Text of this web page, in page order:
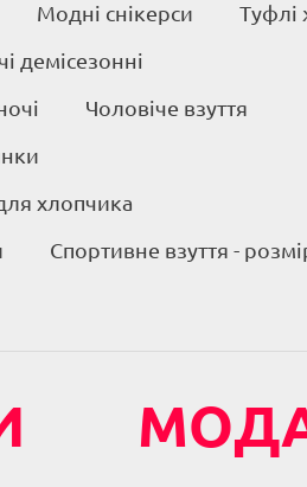
Модні снікерси
Туфлі
демісезонні
Чоловіче взуття
хлопчика
Спортивне взуття -